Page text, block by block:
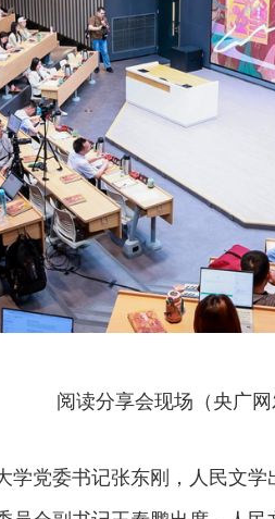
阅读分享会现场（央广网
学党委书记张东刚，人民文